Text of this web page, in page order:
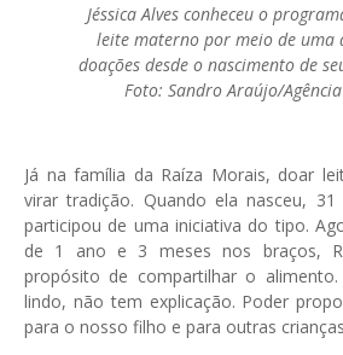
Jéssica Alves conheceu o
leite materno por meio de uma
doações desde o nascimento de
Foto: Sandro Araújo/Agência
Já na família da Raíza Morais, doar
virar tradição. Quando ela nasceu,
participou de uma iniciativa do tipo.
de 1 ano e 3 meses nos braços,
propósito de compartilhar o
lindo, não tem explicação. Poder
para o nosso filho e para outras